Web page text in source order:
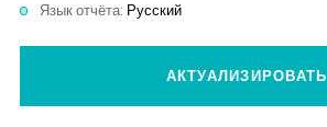
Язык отчёта: Русский
АКТУАЛИЗИРОВАТЬ